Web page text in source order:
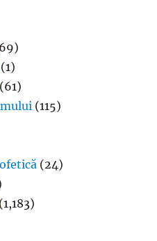
(1)
(61)
(115)
(24)
(1,183)